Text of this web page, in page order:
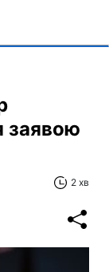
заявою
2 хв